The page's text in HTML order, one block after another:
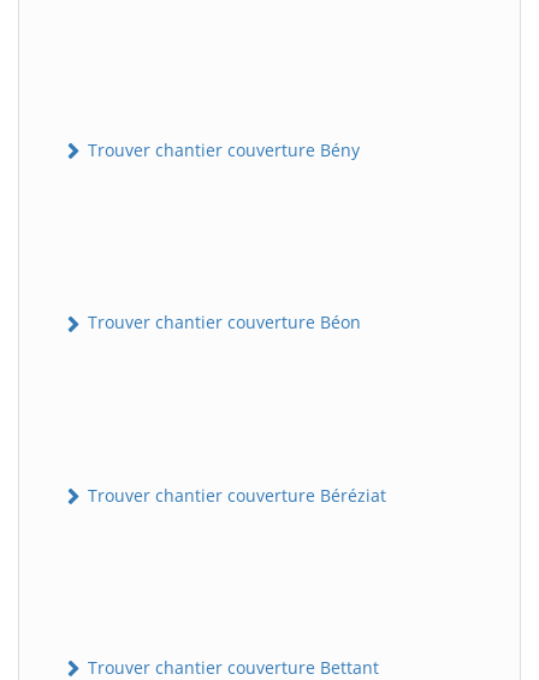
Trouver chantier couverture Bény
Trouver chantier couverture Béon
Trouver chantier couverture Béréziat
Trouver chantier couverture Bettant